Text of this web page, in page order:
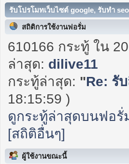
รับโปรโมทเว็บไซต์ google, รับทำ
สถิติการใช้งานฟอรั่ม
610166 กระทู้ ใน
ล่าสุด: dilive11
กระทู้ล่าสุด: "Re: รั
18:15:59 )
ดูกระทู้ล่าสุดบนฟอรั่
[สถิติอื่นๆ]
ผู้ใช้งานขณะนี้